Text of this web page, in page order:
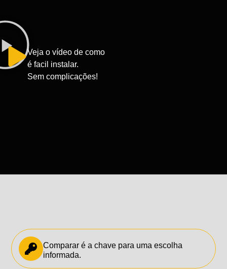
Veja o vídeo de como
é facil instalar.
Sem complicações!
Comparar é a chave para uma escolha
informada.